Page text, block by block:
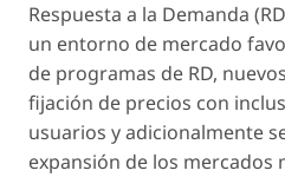
Respuesta a la Demanda
un entorno de mercado
de programas de RD,
fijación de precios con
usuarios y adicionalmente
expansión de los mercados